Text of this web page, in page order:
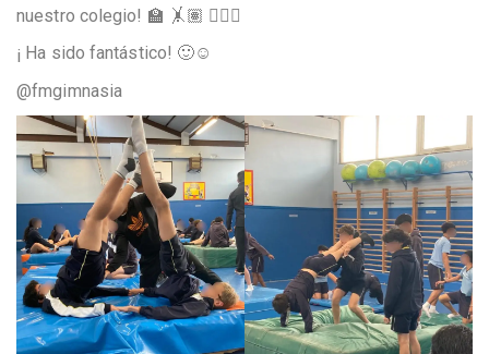
nuestro colegio! 🏫 🤸🏽 🤸🏻‍♀️
¡ Ha sido fantástico! 🙂☺️
@fmgimnasia